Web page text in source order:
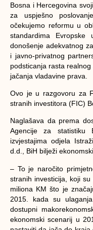
Bosna i Hercegovina
za uspješno
očekujemo reformu u
standardima Evropske
donošenje adekvatnog
i javno-privatnog
podsticanja rasta
jačanja vladavine prava.
Ovo je u razgovoru za
stranih investitora (FIC)
Naglašava da prema
Agencije za statistiku
izvjestajima odjela
d.d., BiH bilježi
– To je naročito
stranih investicija, koji
miliona KM što je
2015. kada su
dostupni
ekonomski scenarij u